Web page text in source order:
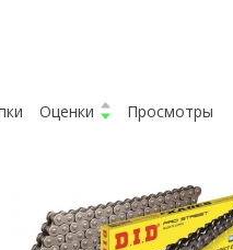
Оценки Просмотры